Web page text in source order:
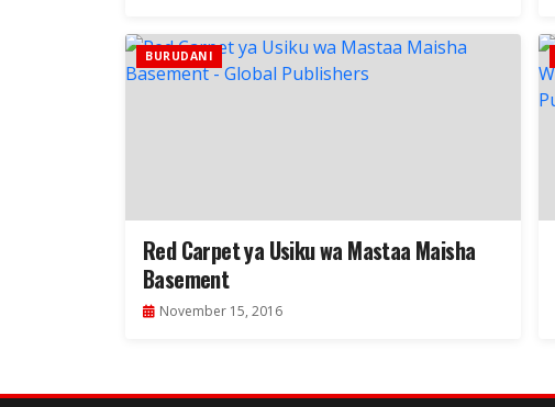
BURUDANI
Red Carpet ya Usiku wa Mastaa Maisha
Basement
November 15, 2016